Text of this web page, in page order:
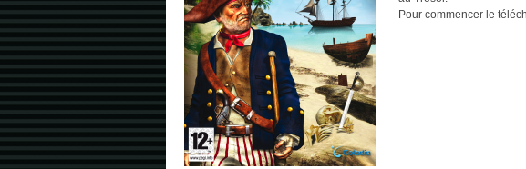
Pour commencer le